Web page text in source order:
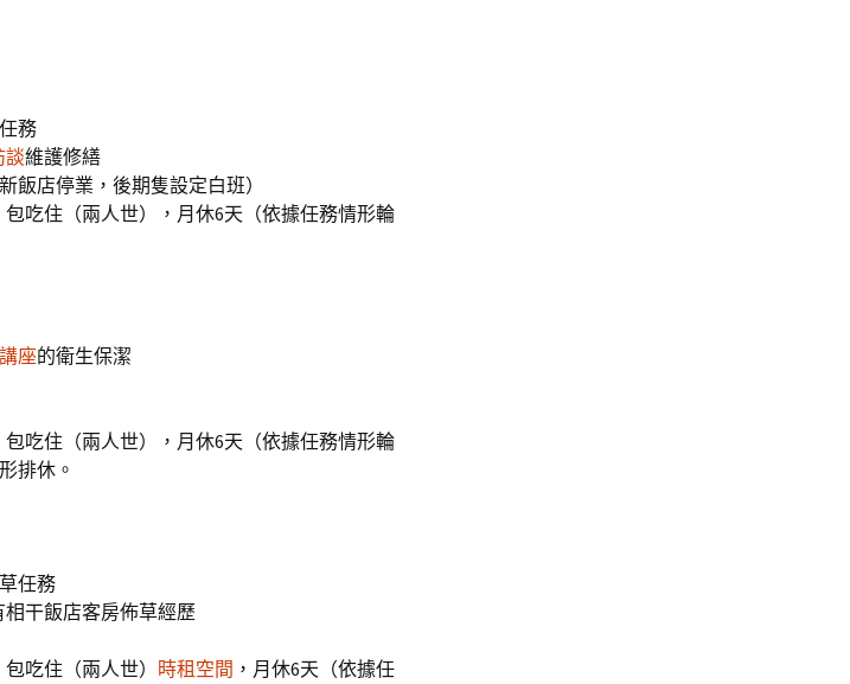
務
談維護修繕
飯店停業，後期隻設定白班）
吃住（兩人世），月休6天（依據任務情形輪
講座的衛生保潔
吃住（兩人世），月休6天（依據任務情形輪
形排休。
任務
干飯店客房佈草經歷
吃住（兩人世）
時租空間 ，月休6天（依據任